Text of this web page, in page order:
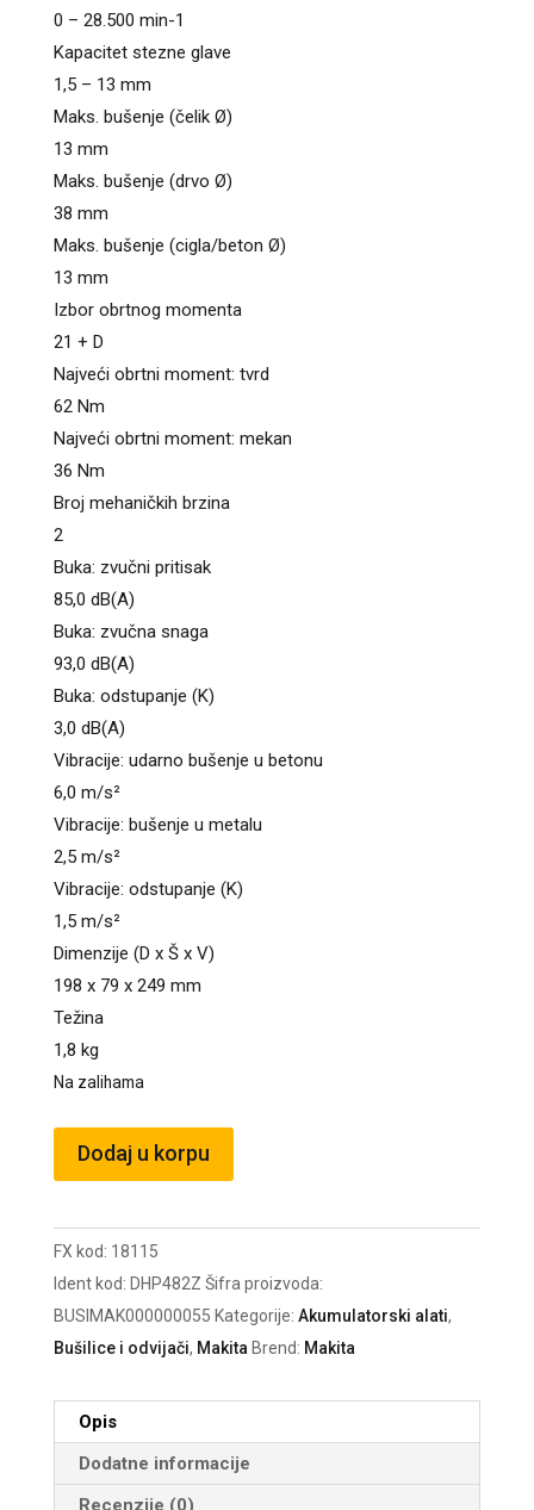
0 – 28.500 min-1
Kapacitet stezne glave
1,5 – 13 mm
Maks. bušenje (čelik Ø)
13 mm
Maks. bušenje (drvo Ø)
38 mm
Maks. bušenje (cigla/beton Ø)
13 mm
Izbor obrtnog momenta
21 + D
Najveći obrtni moment: tvrd
62 Nm
Najveći obrtni moment: mekan
36 Nm
Broj mehaničkih brzina
2
Buka: zvučni pritisak
85,0 dB(A)
Buka: zvučna snaga
93,0 dB(A)
Buka: odstupanje (K)
3,0 dB(A)
Vibracije: udarno bušenje u betonu
6,0 m/s²
Vibracije: bušenje u metalu
2,5 m/s²
Vibracije: odstupanje (K)
1,5 m/s²
Dimenzije (D x Š x V)
198 x 79 x 249 mm
Težina
1,8 kg
Na zalihama
MAKITA
DHP482Z
Dodaj u korpu
FX kod: 18115
Ident kod: DHP482Z Šifra proizvoda:
BUSIMAK000000055 Kategorije: Akumulatorski alati,
Bušilice i odvijači, Makita Brend: Makita
Opis
Dodatne informacije
Recenzije (0)